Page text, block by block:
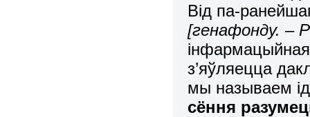
Від па-
[генафонду. –
з’яўляецца
мы называем
сёння